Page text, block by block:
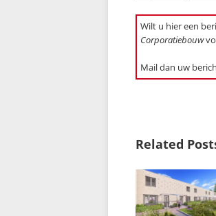
Wilt u hier een
Corporatiebouw
Mail dan uw
Related